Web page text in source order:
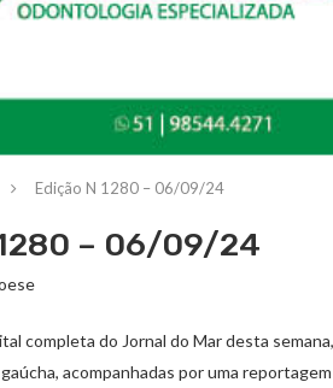
Edição N 1280 – 06/09/24
– 06/09/24
completa do Jornal do Mar desta
acompanhadas por uma